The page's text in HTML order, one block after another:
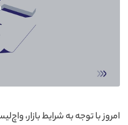
امروز با توجه به شرایط بازار،